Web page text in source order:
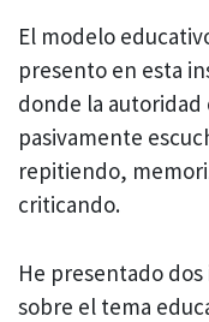
El modelo
presento en esta
donde la autoridad
pasivamente
repitiendo,
criticando.
He presentado
sobre el tema